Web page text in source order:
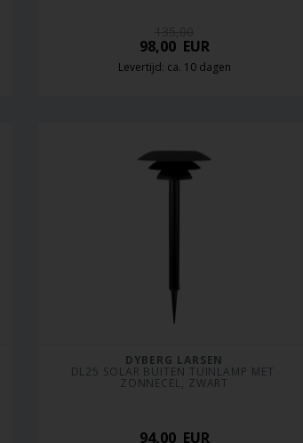
98,00EUR
Levertijd: ca. 10 dagen
DYBERG LARSEN
DL25 SOLAR BUITEN TUINLAMP MET
ZONNECEL, ZWART
94,00EUR